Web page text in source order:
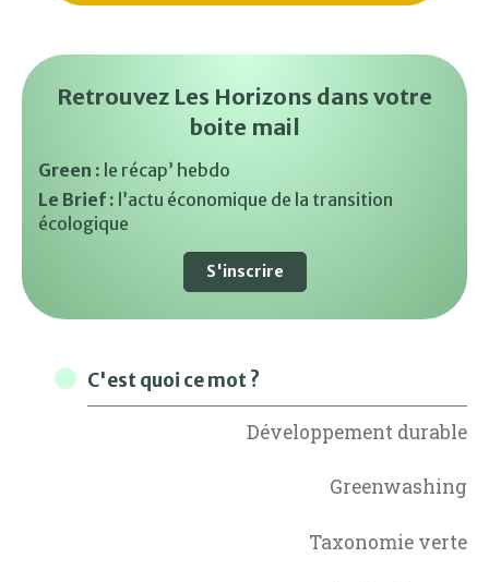
Retrouvez Les Horizons dans votre
boite mail
Green : le récap’ hebdo
Le Brief : l’actu économique de la transition
écologique
S'inscrire
C'est quoi ce mot ?
Développement durable
Greenwashing
Taxonomie verte